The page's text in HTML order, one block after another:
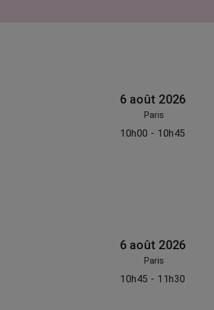
6 août 2026
Paris
10h00 - 10h45
6 août 2026
Paris
10h45 - 11h30